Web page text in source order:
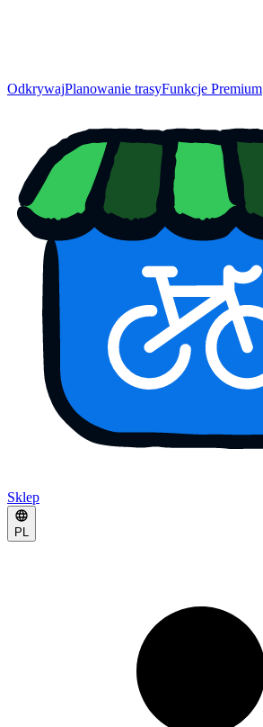
OdkrywajPlanowanie trasyFunkcje Premium
Sklep
PL